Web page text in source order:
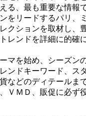
る、最も重要な情報で
をリードするパリ、
クションを取材し、
レンドを詳細に的確
マを始め、シーズン
ンドキーワード、ス
などのディテールま
ＶＭＤ、販促に必ず